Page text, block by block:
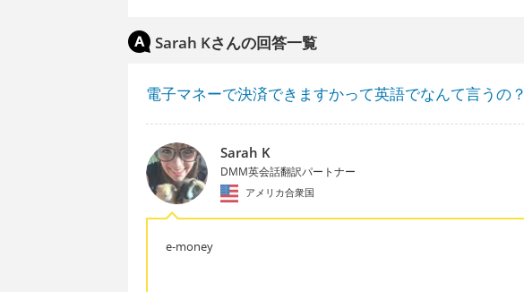
Sarah Kさんの回答一覧
電子マネーで決済できますかって英語でなんて言うの？
Sarah K
DMM英会話翻訳パートナー
アメリカ合衆国
e-money